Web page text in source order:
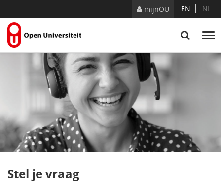
mijnOU EN NL
Stel je vraag